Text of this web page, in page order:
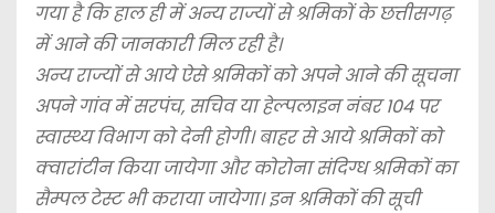
गया है कि हाल ही में अन्य राज्यों से श्रमिकों के छत्तीसगढ़
में आने की जानकारी मिल रही है।
अन्य राज्यों से आये ऐसे श्रमिकों को अपने आने की सूचना
अपने गांव में सरपंच, सचिव या हेल्पलाइन नंबर 104 पर
स्वास्थ्य विभाग को देनी होगी। बाहर से आये श्रमिकों को
क्वारांटीन किया जायेगा और कोरोना संदिग्ध श्रमिकों का
सैम्पल टेस्ट भी कराया जायेगा। इन श्रमिकों की सूची